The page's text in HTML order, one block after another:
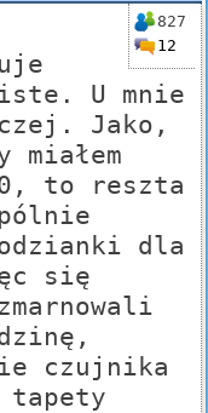
827
12
U mnie
Jako,
to reszta
dla
się
czujnika
tapety